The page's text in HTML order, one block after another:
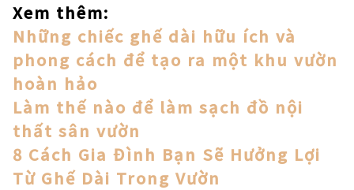
Xem thêm:
Những chiếc ghế dài hữu ích và
phong cách để tạo ra một khu vườn
hoàn hảo
Làm thế nào để làm sạch đồ nội
thất sân vườn
8 Cách Gia Đình Bạn Sẽ Hưởng Lợi
Từ Ghế Dài Trong Vườn